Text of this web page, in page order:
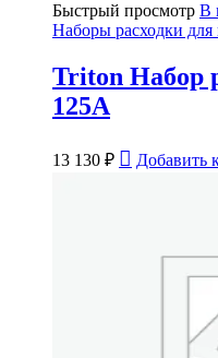
Быстрый просмотр В
Наборы расходки для
Triton Набор
125А
13 130 ₽ Добавить